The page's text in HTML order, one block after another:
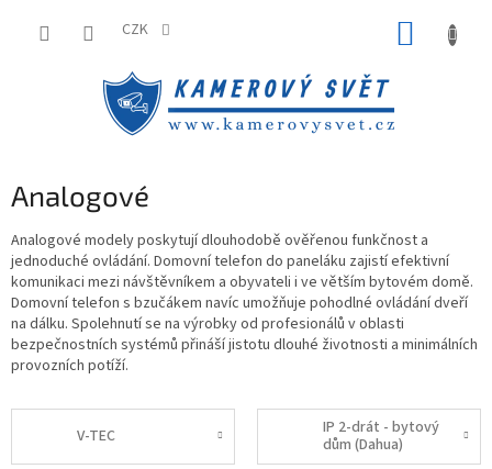
CZK
Analogové
Analogové modely poskytují dlouhodobě ověřenou funkčnost a
jednoduché ovládání. Domovní telefon do paneláku zajistí efektivní
komunikaci mezi návštěvníkem a obyvateli i ve větším bytovém domě.
Domovní telefon s bzučákem navíc umožňuje pohodlné ovládání dveří
na dálku. Spolehnutí se na výrobky od profesionálů v oblasti
bezpečnostních systémů přináší jistotu dlouhé životnosti a minimálních
provozních potíží.
V-TEC
IP 2-drát - bytový
dům (Dahua)